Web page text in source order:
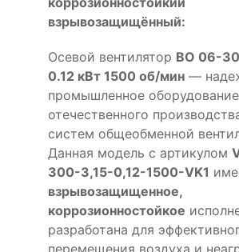
взрывозащищённый:
Осевой вентилятор ВО 06-
0.12 кВт 1500 об/мин —
промышленное оборудование
отечественного
систем общеобменной
Данная модель с артикулом
300-3,15-0,12-1500-VK1
взрывозащищенное,
коррозионностойкое
разработана для